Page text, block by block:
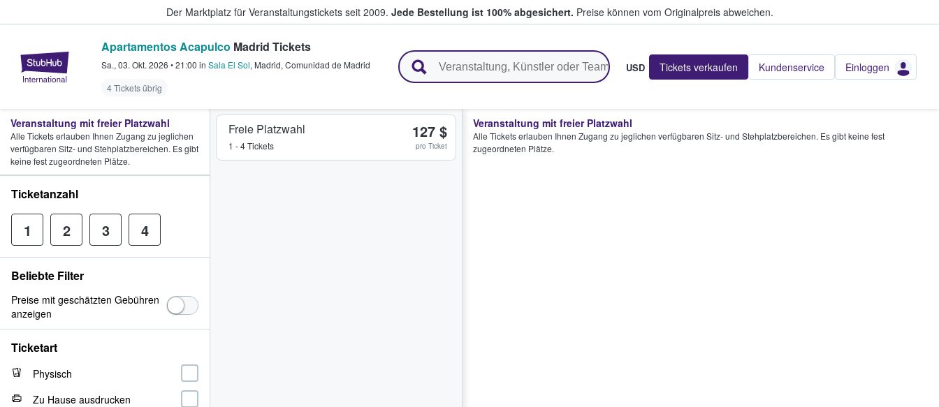
Der Marktplatz für Veranstaltungstickets seit 2009. Jede Bestellung ist 100% abgesichert. Preise können vom Originalpreis abweichen.
StubHub - Wo Fans Tickets kaufen & verkaufen
Apartamentos Acapulco Madrid Tickets
Sa., 03. Okt. 2026 •21:00 in Sala El Sol, Madrid, Comunidad de Madrid
4 Tickets übrig
USD Tickets verkaufen Kundenservice Einloggen
Freie Platzwahl
1 - 4 Tickets
127 $
pro Ticket
Veranstaltung mit freier Platzwahl
Alle Tickets erlauben Ihnen Zugang zu jeglichen verfügbaren Sitz- und Stehplatzbereichen. Es gibt keine fest
zugeordneten Plätze.
Veranstaltung mit freier Platzwahl
Alle Tickets erlauben Ihnen Zugang zu jeglichen
verfügbaren Sitz- und Stehplatzbereichen. Es gibt
keine fest zugeordneten Plätze.
Ticketanzahl
1 2 3 4
Beliebte Filter
Preise mit geschätzten Gebühren
anzeigen
Ticketart
Physisch
Zu Hause ausdrucken